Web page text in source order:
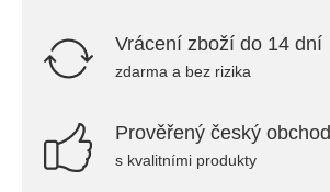
Vrácení zboží do 14 dní
zdarma a bez rizika
Prověřený český obchod
s kvalitními produkty